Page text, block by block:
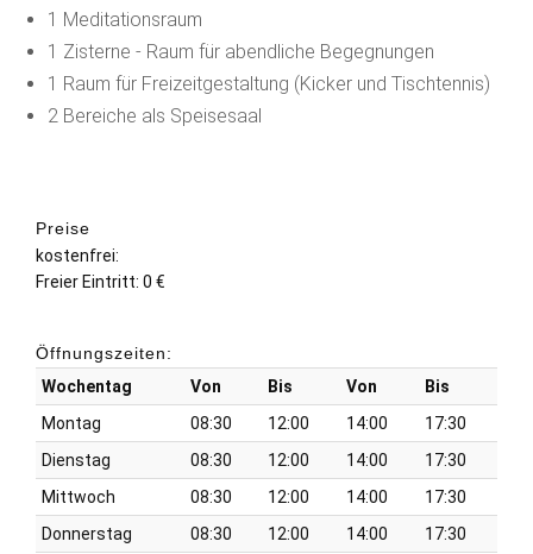
1 Meditationsraum
1 Zisterne - Raum für abendliche Begegnungen
1 Raum für Freizeitgestaltung (Kicker und Tischtennis)
2 Bereiche als Speisesaal
Preise
kostenfrei:
Freier Eintritt: 0 €
Öffnungszeiten:
Wochentag
Von Bis Von
Bis
Montag
08:30 12:00 14:00
17:30
Dienstag
08:30 12:00 14:00
17:30
Mittwoch
08:30 12:00 14:00
17:30
Donnerstag
08:30 12:00 14:00 17:30